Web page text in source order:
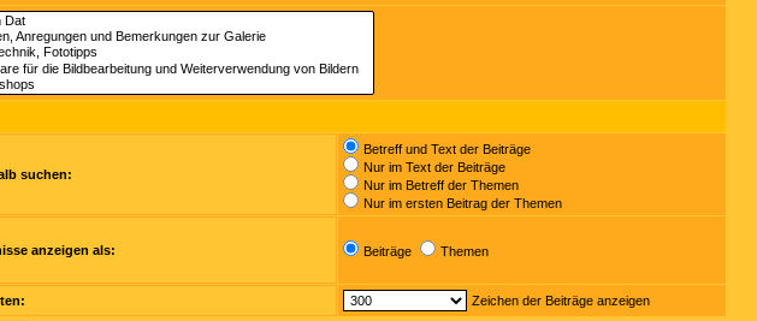
suchen:
Betreff und Text der Beiträge
Nur im Text der Beiträge
Nur im Betreff der Themen
Nur im ersten Beitrag der Themen
anzeigen als: Beiträge Themen
Zeichen der Beiträge anzeigen